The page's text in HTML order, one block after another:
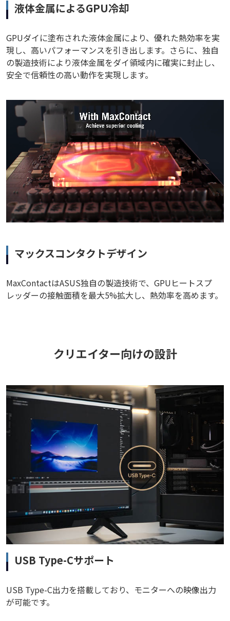
液体金属によるGPU冷却
GPUダイに塗布された液体金属により、優れた熱効率を実
現し、高いパフォーマンスを引き出します。さらに、独自
の製造技術により液体金属をダイ領域内に確実に封止し、
安全で信頼性の高い動作を実現します。
マックスコンタクトデザイン
MaxContactはASUS独自の製造技術で、GPUヒートスプ
レッダーの接触面積を最大5%拡大し、熱効率を高めます。
クリエイター向けの設計
USB Type-Cサポート
USB Type-C出力を搭載しており、モニターへの映像出力
が可能です。